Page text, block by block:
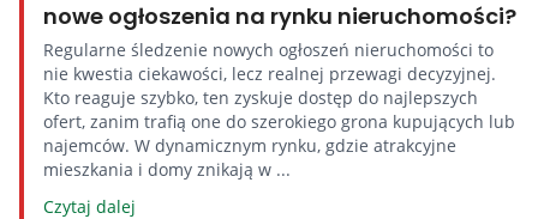
nowe ogłoszenia na rynku nieruchomości?
Regularne śledzenie nowych ogłoszeń nieruchomości to
nie kwestia ciekawości, lecz realnej przewagi decyzyjnej.
Kto reaguje szybko, ten zyskuje dostęp do najlepszych
ofert, zanim trafią one do szerokiego grona kupujących lub
najemców. W dynamicznym rynku, gdzie atrakcyjne
mieszkania i domy znikają w ...
Czytaj dalej